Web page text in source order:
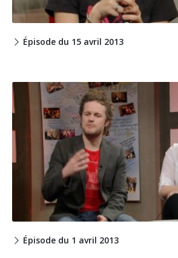
Épisode du 15 avril 2013
Épisode du 1 avril 2013